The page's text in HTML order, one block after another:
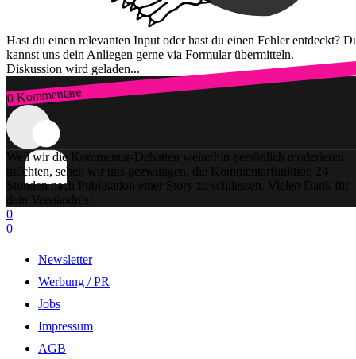
Hast du einen relevanten Input oder hast du einen Fehler entdeckt?
kannst uns dein Anliegen gerne via Formular übermitteln.
Diskussion wird geladen...
0 Kommentare
Zum Login
Weil wir die Kommentar-Debatten weiterhin persönlich moderieren
möchten, sehen wir uns gezwungen, die Kommentarfunktion 24
Stunden nach Publikation einer Story zu schliessen. Vielen Dank für
dein Verständnis!
0
0
Newsletter
Werbung / PR
Jobs
Impressum
AGB